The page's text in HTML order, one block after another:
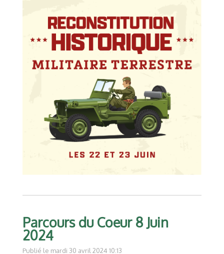
Parcours du Coeur 8 Juin
2024
Publié le mardi 30 avril 2024 10:13